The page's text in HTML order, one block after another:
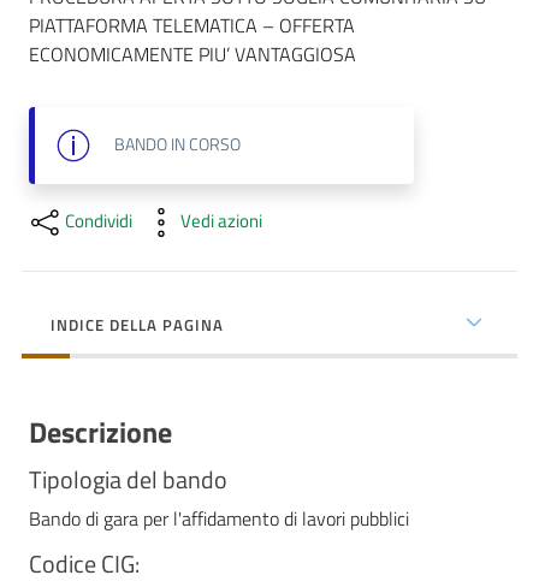
Novità
Scuole
Imprese
su
PIATTAFORMA TELEMATICA – OFFERTA
ECONOMICAMENTE PIU’ VANTAGGIOSA
BANDOIN CORSO
Condividi Vedi azioni
INDICE DELLA PAGINA
Descrizione
Tipologia del bando
Bando di gara per l'affidamento di lavori pubblici
Codice CIG: